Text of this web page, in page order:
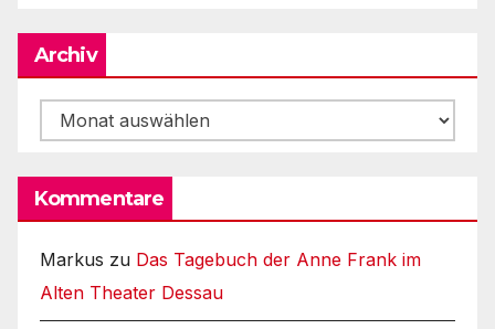
Archiv
Archiv
Kommentare
Markus zu Das Tagebuch der Anne Frank im
Alten Theater Dessau